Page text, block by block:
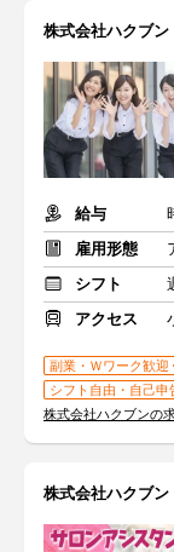
株式会社ハクブ
給与
雇用形態
シフト
アクセス
副業・Ｗワーク歓迎
シフト自由・自己申
株式会社ハクブンの
株式会社ハクブ